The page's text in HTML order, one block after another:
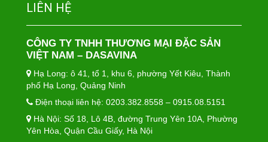
LIÊN HỆ
CÔNG TY TNHH THƯƠNG MẠI ĐẶC SẢN
VIỆT NAM – DASAVINA
Hạ Long: ô 41, tổ 1, khu 6, phường Yết Kiêu, Thành
phố Hạ Long, Quảng Ninh
Điện thoại liên hệ: 0203.382.8558 – 0915.08.5151
Hà Nội: Số 18, Lô 4B, đường Trung Yên 10A, Phường
Yên Hòa, Quận Cầu Giấy, Hà Nội